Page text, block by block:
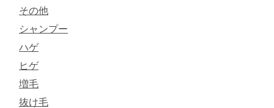
その他
シャンプー
ハゲ
ヒゲ
増毛
抜け毛